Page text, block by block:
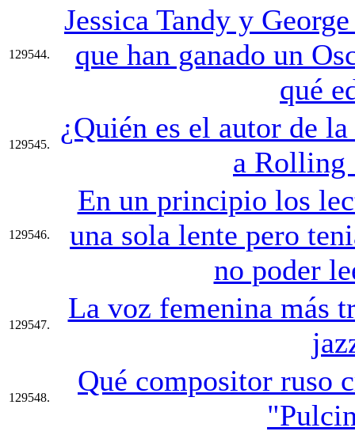
129544.
Jessica Tandy y
que han ganado un
qué
129545.
¿Quién es el autor de
a Rolling
129546.
En un principio los
una sola lente pero
no poder
129547.
La voz femenina más
129548.
Qué compositor ruso